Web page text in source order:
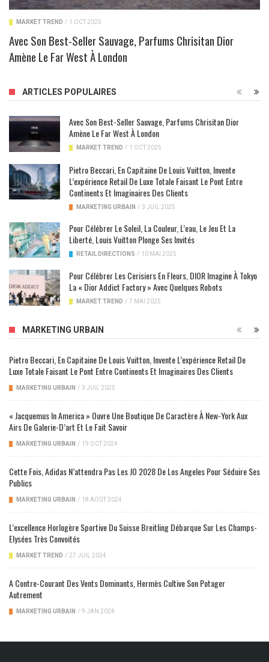
MARKET TREND / 1 OCT 2025
Avec Son Best-Seller Sauvage, Parfums Chrisitan Dior
Amène Le Far West À London
ARTICLES POPULAIRES
Avec Son Best-Seller Sauvage, Parfums Chrisitan Dior
Amène Le Far West À London
MARKET TREND / 1 OCT 2025
Pietro Beccari, En Capitaine De Louis Vuitton, Invente
L’expérience Retail De Luxe Totale Faisant Le Pont Entre
Continents Et Imaginaires Des Clients
MARKETING URBAIN / 3 JUIL 2025
Pour Célébrer Le Soleil, La Couleur, L’eau, Le Jeu Et La
Liberté, Louis Vuitton Plonge Ses Invités
RETAIL DIRECTIONS / 10 MAI 2025
Pour Célébrer Les Cerisiers En Fleurs, DIOR Imagine À Tokyo
La « Dior Addict Factory » Avec Quelques Robots
MARKET TREND / 7 MAI 2025
MARKETING URBAIN
Pietro Beccari, En Capitaine De Louis Vuitton, Invente L’expérience Retail De
Luxe Totale Faisant Le Pont Entre Continents Et Imaginaires Des Clients
MARKETING URBAIN / 3 JUIL 2025
« Jacquemus In America » Ouvre Une Boutique De Caractère À New-York Aux
Airs De Galerie-D’art Et Le Fait Savoir
MARKETING URBAIN / 19 OCT 2024
Cette Fois, Adidas N’attendra Pas Les JO 2028 De Los Angeles Pour Séduire Ses
Publics
MARKETING URBAIN / 18 AOÛT 2024
L’excellence Horlogère Sportive Du Suisse Breitling Débarque Sur Les Champs-
Elysées Très Convoités
MARKET TREND / 27 JUIL 2024
A Contre-Courant Des Vents Dominants, Hermès Cultive Son Potager
Autrement
MARKETING URBAIN / 9 JAN 2024